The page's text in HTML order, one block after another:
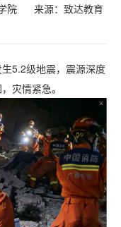
院 来源： 致达教育
5.2级地震，震源深度
灾情紧急。